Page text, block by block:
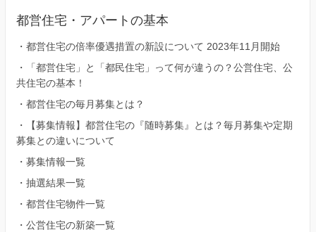
都営住宅・アパートの基本
・ 都営住宅の倍率優遇措置の新設について 2023年11月開始
・
「都営住宅」と「都民住宅」って何が違うの？公営住宅、公
共住宅の基本！
・ 都営住宅の毎月募集とは？
・
【募集情報】都営住宅の『随時募集』とは？毎月募集や定期
募集との違いについて
・ 募集情報一覧
・ 抽選結果一覧
・ 都営住宅物件一覧
・ 公営住宅の新築一覧